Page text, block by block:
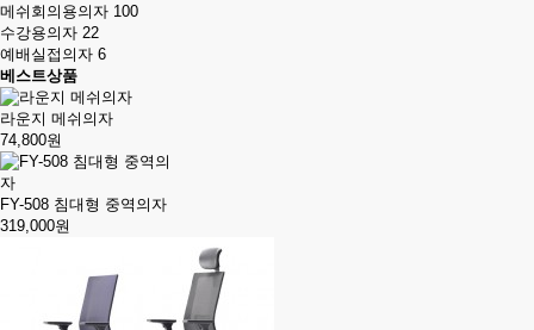
메쉬회의용의자 100
수강용의자 22
예배실접의자 6
베스트상품
라운지 메쉬의자
74,800원
FY-508 침대형 중역의자
319,000원